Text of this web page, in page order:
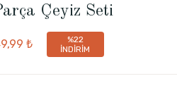
Çeyiz Seti
₺
%22
İNDİRİM